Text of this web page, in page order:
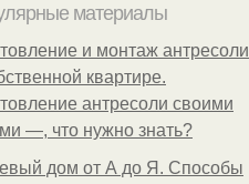
материалы
и монтаж антресоли
квартире.
антресоли своими
—, что нужно знать?
дом от А до Я. Способы